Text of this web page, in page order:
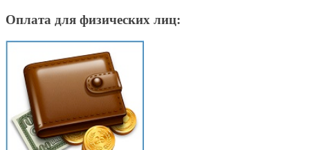
Оплата для физических лиц: